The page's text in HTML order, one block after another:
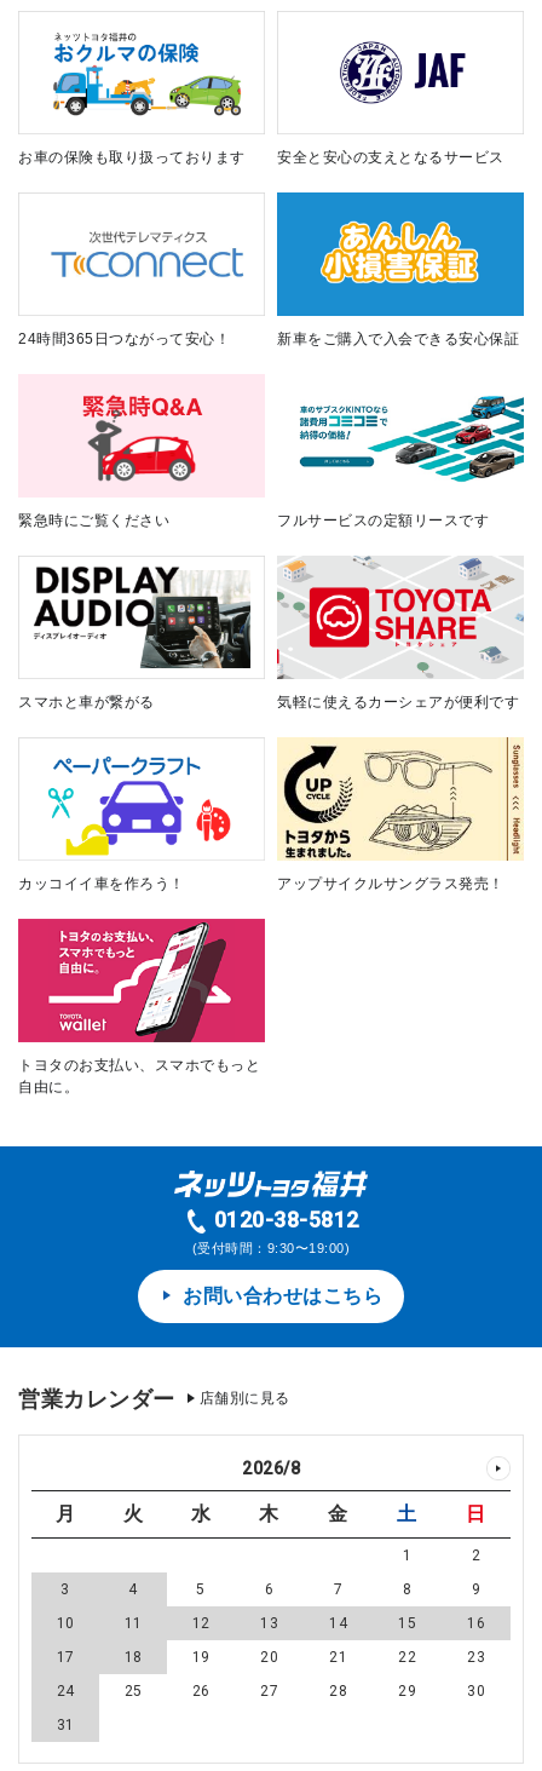
お車の保険も取り扱っております 安全と安心の支えとなるサービス
24時間365日つながって安心！ 新車をご購入で入会できる安心保証
緊急時にご覧ください フルサービスの定額リースです
スマホと車が繋がる 気軽に使えるカーシェアが便利です
カッコイイ車を作ろう！ アップサイクルサングラス発売！
トヨタのお支払い、スマホでもっと
自由に。
0120-38-5812
(受付時間：9:30〜19:00)
お問い合わせはこちら
営業カレンダー 店舗別に見る
2026/8
月 火 水 木 金 土 日
1
2
3
4 5 6 7 8
9
10
11 12 13 14 15
16
17
18 19 20 21 22
23
24
25 26 27 28 29
30
31